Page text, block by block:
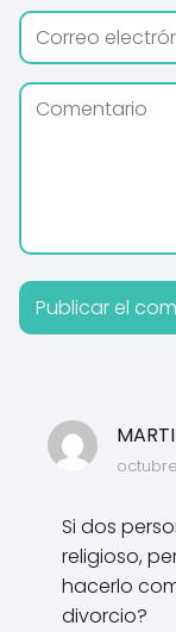
Si dos
religioso,
hacerlo
divorcio?